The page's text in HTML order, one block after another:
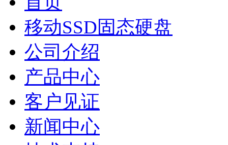
移动SSD固态硬盘
公司介绍
产品中心
客户见证
新闻中心